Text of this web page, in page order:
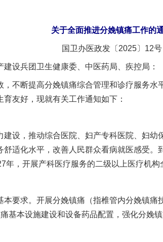
关于全面推进分娩镇痛工作的
国卫办医政发〔2025〕12号
设兵团卫生健康委、中医药局、疾控局：
断提高分娩镇痛综合管理和诊疗服务水
友好，现就有关工作通知如下：
，推动综合医院、妇产专科医院、妇幼
适化水平，改善人民群众看病就医感受
年，开展产科医疗服务的二级以上医疗机构
求。开展分娩镇痛（指椎管内分娩镇痛
基本设施建设和设备药品配置，强化分娩